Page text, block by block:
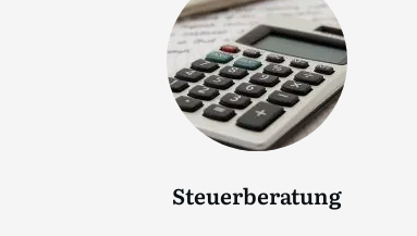
Steuerberatung